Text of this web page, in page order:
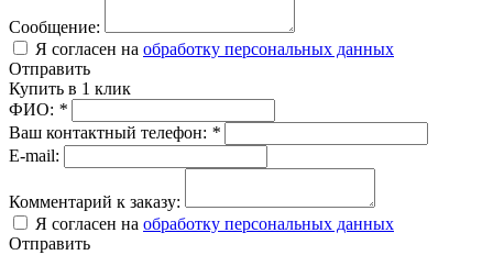
Сообщение:
Я согласен на обработку персональных данных
Отправить
Купить в 1 клик
ФИО: *
Ваш контактный телефон: *
E-mail:
Комментарий к заказу:
Я согласен на обработку персональных данных
Отправить